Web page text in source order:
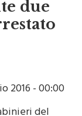
due
2016 - 00:00